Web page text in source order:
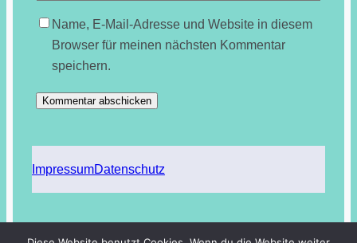
Name, E-Mail-Adresse und Website in diesem
Browser für meinen nächsten Kommentar
speichern.
ImpressumDatenschutz